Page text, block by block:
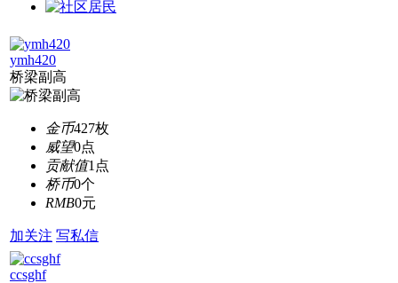
ymh420
桥梁副高
金币427枚
威望0点
贡献值1点
桥币0个
RMB0元
加关注 写私信
ccsghf